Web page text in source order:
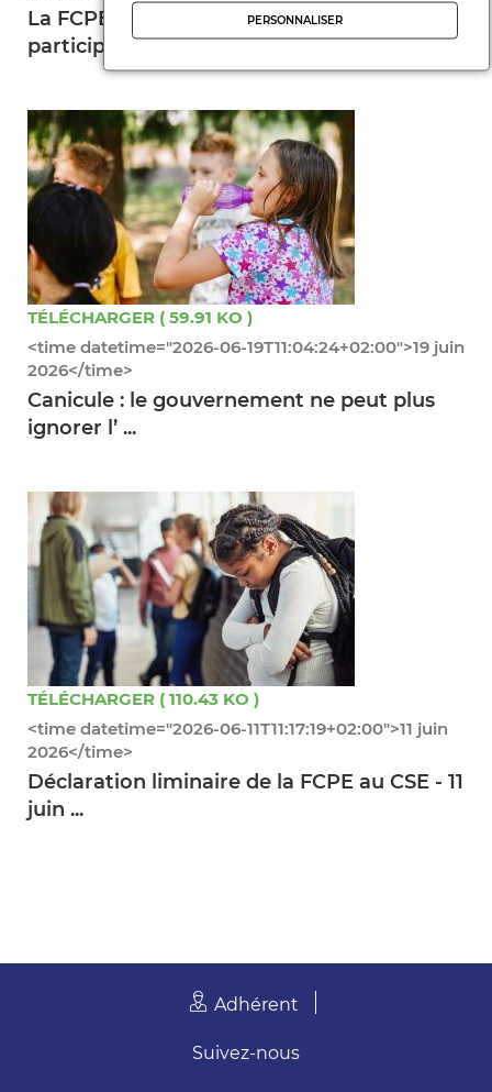
La FCPE appelle les parents d’élèves à
participer, ...
Canicule : le gouvernement ne peut plus
ignorer l’ ...
<time datetime="2026-06-19T11:04:24+02:00">19 juin
2026</time>
TÉLÉCHARGER ( 59.91 KO )
Déclaration liminaire de la FCPE au CSE - 11
juin ...
<time datetime="2026-06-11T11:17:19+02:00">11 juin
2026</time>
TÉLÉCHARGER ( 110.43 KO )
Adhérent
Suivez-nous
PERSONNALISER